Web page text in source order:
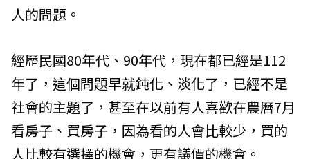
人的問題。
經歷民國80年代、90年代，現在都已經是112
年了，這個問題早就鈍化、淡化了，已經不是
社會的主題了，甚至在以前有人喜歡在農曆7月
看房子、買房子，因為看的人會比較少，買的
人比較有選擇的機會，更有議價的機會。